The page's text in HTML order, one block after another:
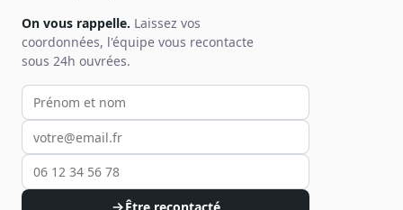
On vous rappelle. Laissez vos
coordonnées, l'équipe vous recontacte
sous 24h ouvrées.
Votre prénom et nom
Votre email
Votre téléphone